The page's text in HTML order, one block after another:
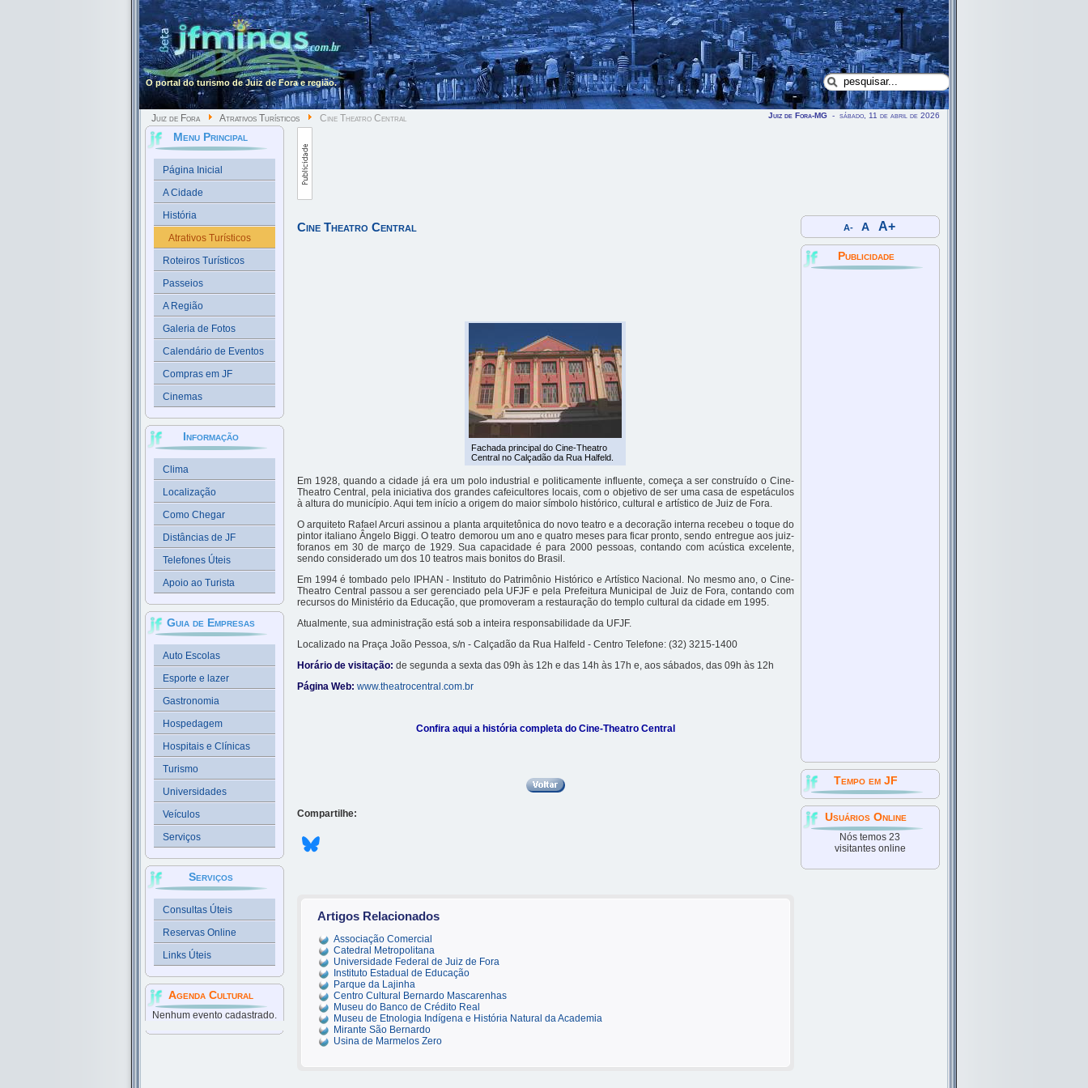
O portal do turismo de Juiz de Fora e região.
Juiz de Fora Atrativos Turísticos Cine Theatro Central Juiz de Fora-MG - sábado, 11 de abril de 2026
Menu Principal
Página Inicial
A Cidade
História
Atrativos Turísticos
Roteiros Turísticos
Passeios
A Região
Galeria de Fotos
Calendário de Eventos
Compras em JF
Cinemas
Informação
Clima
Localização
Como Chegar
Distâncias de JF
Telefones Úteis
Apoio ao Turista
Guia de Empresas
Auto Escolas
Esporte e lazer
Gastronomia
Hospedagem
Hospitais e Clínicas
Turismo
Universidades
Veículos
Serviços
Serviços
Consultas Úteis
Reservas Online
Links Úteis
Agenda Cultural
Nenhum evento cadastrado.
Cine Theatro Central
Fachada principal do Cine-Theatro
Central no Calçadão da Rua Halfeld.
Em 1928, quando a cidade já era um polo industrial e politicamente influente, começa a ser construído o Cine-
Theatro Central, pela iniciativa dos grandes cafeicultores locais, com o objetivo de ser uma casa de espetáculos
à altura do município. Aqui tem início a origem do maior símbolo histórico, cultural e artístico de Juiz de Fora.
O arquiteto Rafael Arcuri assinou a planta arquitetônica do novo teatro e a decoração interna recebeu o toque do
pintor italiano Ângelo Biggi. O teatro demorou um ano e quatro meses para ficar pronto, sendo entregue aos juiz-
foranos em 30 de março de 1929. Sua capacidade é para 2000 pessoas, contando com acústica excelente,
sendo considerado um dos 10 teatros mais bonitos do Brasil.
Em 1994 é tombado pelo IPHAN - Instituto do Patrimônio Histórico e Artístico Nacional. No mesmo ano, o Cine-
Theatro Central passou a ser gerenciado pela UFJF e pela Prefeitura Municipal de Juiz de Fora, contando com
recursos do Ministério da Educação, que promoveram a restauração do templo cultural da cidade em 1995.
Atualmente, sua administração está sob a inteira responsabilidade da UFJF.
Localizado na Praça João Pessoa, s/n - Calçadão da Rua Halfeld - Centro Telefone: (32) 3215-1400
Horário de visitação: de segunda a sexta das 09h às 12h e das 14h às 17h e, aos sábados, das 09h às 12h
Página Web: www.theatrocentral.com.br
Confira aqui a história completa do Cine-Theatro Central
Compartilhe:
Artigos Relacionados
Associação Comercial
Catedral Metropolitana
Universidade Federal de Juiz de Fora
Instituto Estadual de Educação
Parque da Lajinha
Centro Cultural Bernardo Mascarenhas
Museu do Banco de Crédito Real
Museu de Etnologia Indígena e História Natural da Academia
Mirante São Bernardo
Usina de Marmelos Zero
A- A A+
Publicidade
Tempo em JF
Usuários Online
Nós temos 23
visitantes online